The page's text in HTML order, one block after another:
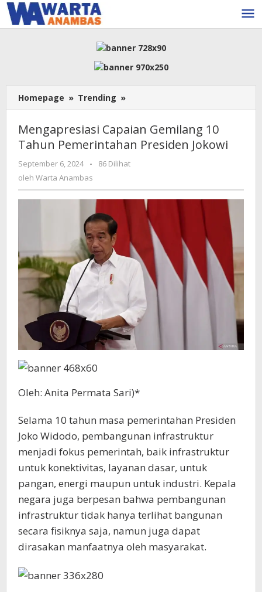
Lewati
ke
konten
Homepage » Trending »
Capaian
10
Tahun
Mengapresiasi Capaian Gemilang 10
Tahun Pemerintahan Presiden Jokowi
September 6, 2024
oleh
-
86 Dilihat
oleh Warta Anambas
Oleh: Anita Permata Sari)*
Selama 10 tahun masa pemerintahan Presiden
Joko Widodo, pembangunan infrastruktur
menjadi fokus pemerintah, baik infrastruktur
untuk konektivitas, layanan dasar, untuk
pangan, energi maupun untuk industri. Kepala
negara juga berpesan bahwa pembangunan
infrastruktur tidak hanya terlihat bangunan
secara fisiknya saja, namun juga dapat
dirasakan manfaatnya oleh masyarakat.